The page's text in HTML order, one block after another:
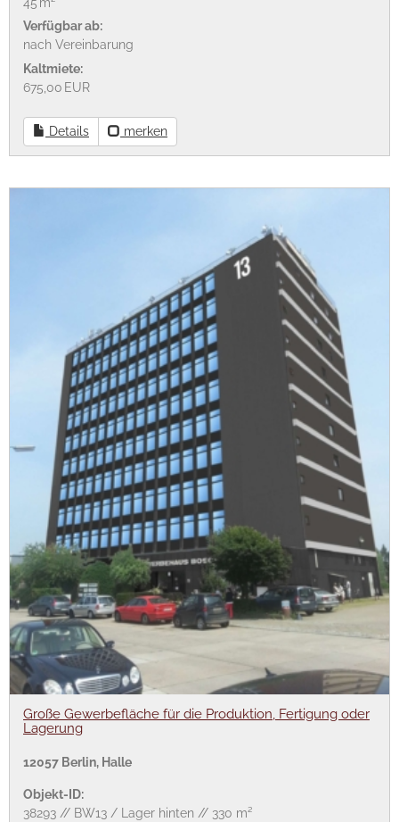
Verfügbar ab:
nach Vereinbarung
Kaltmiete:
675,00 EUR
Details merken
Große Gewerbefläche für die Produktion, Fertigung oder
Lagerung
12057 Berlin, Halle
Objekt-ID:
38293 // BW13 / Lager hinten // 330 m²